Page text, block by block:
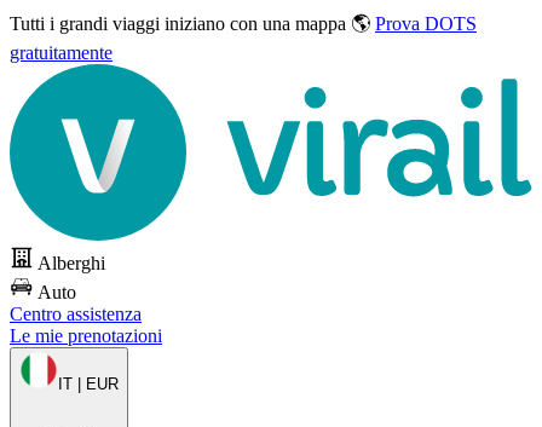
Tutti i grandi viaggi iniziano con una mappa 🌎 Prova DOTS
gratuitamente
Alberghi
Auto
Centro assistenza
Le mie prenotazioni
IT | EUR